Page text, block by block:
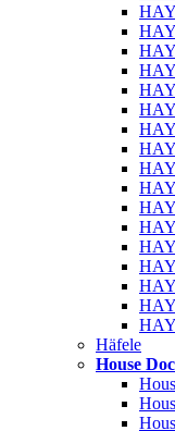
HAY
Häfele
House